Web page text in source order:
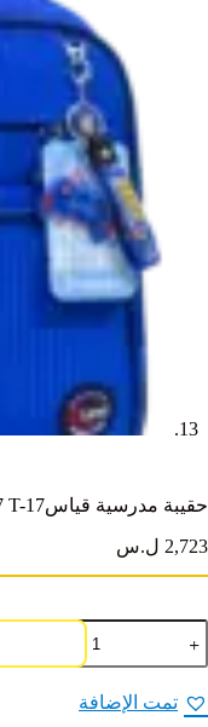
حقيبة مدرسية قياسLP.5407 T-17
2,723 ل.س
كمية
حقيبة
مدرسية
قياسLP.5407
T-
تمت الإضافة